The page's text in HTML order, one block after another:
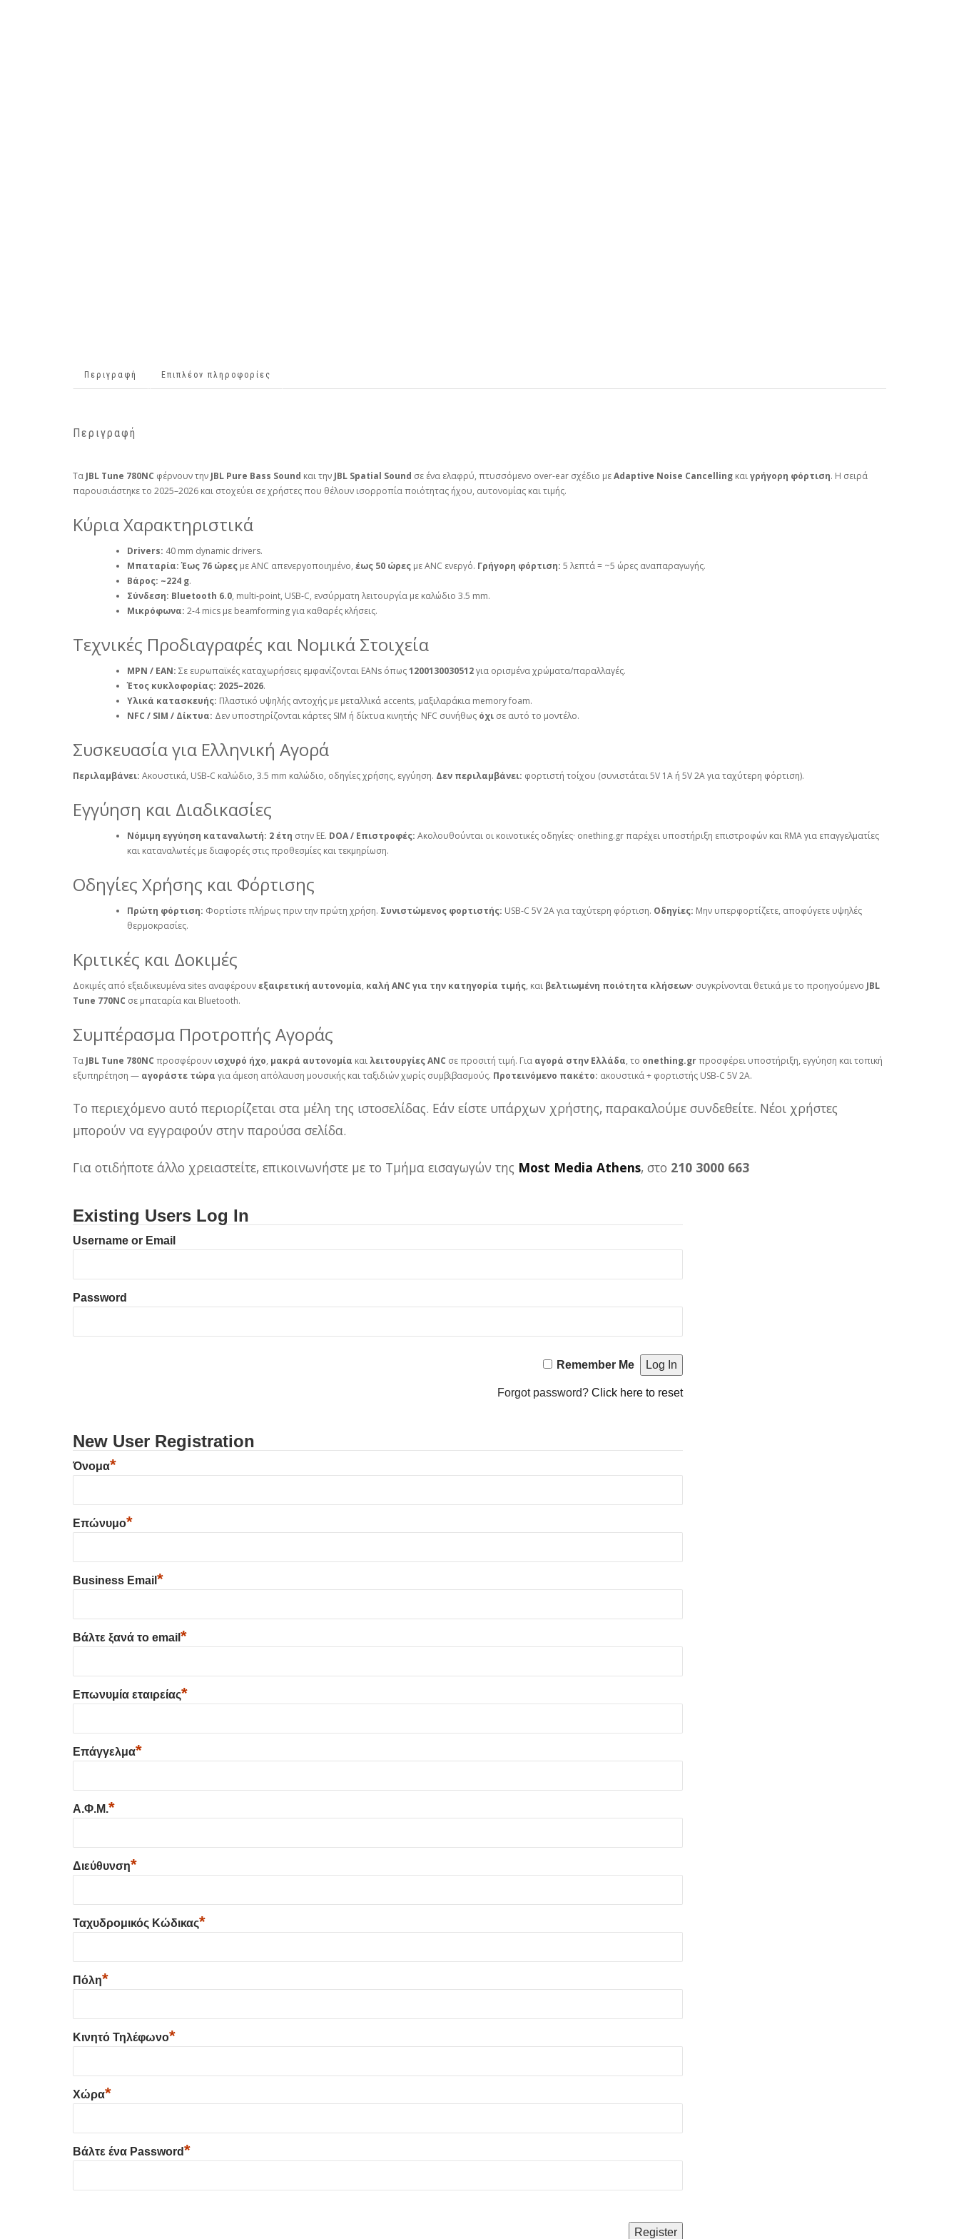
Περιγραφή Επιπλέον πληροφορίες
Περιγραφή
Τα JBL Tune 780NC φέρνουν την JBL Pure Bass Sound και την JBL Spatial Sound σε ένα ελαφρύ, πτυσσόμενο over‑ear σχέδιο μεAdaptive Noise Cancelling καιγρήγορη φόρτιση. Η σειρά
παρουσιάστηκε το 2025–2026 και στοχεύει σε χρήστες που θέλουν ισορροπία ποιότητας ήχου, αυτονομίας και τιμής.
Κύρια Χαρακτηριστικά
Drivers: 40 mm dynamic drivers.
Μπαταρία: Έως 76 ώρες με ANC απενεργοποιημένο, έως 50 ώρες με ANC ενεργό. Γρήγορη φόρτιση: 5 λεπτά = ~5 ώρες αναπαραγωγής.
Βάρος: ~224 g.
Σύνδεση: Bluetooth 6.0, multi‑point, USB‑C, ενσύρματη λειτουργία με καλώδιο 3.5 mm.
Μικρόφωνα: 2‑4 mics με beamforming για καθαρές κλήσεις.
Τεχνικές Προδιαγραφές και Νομικά Στοιχεία
MPN / EAN: Σε ευρωπαϊκές καταχωρήσεις εμφανίζονται EANs όπως1200130030512για ορισμένα χρώματα/παραλλαγές.
Έτος κυκλοφορίας: 2025–2026.
Υλικά κατασκευής: Πλαστικό υψηλής αντοχής με μεταλλικά accents, μαξιλαράκια memory foam.
NFC / SIM / Δίκτυα: Δεν υποστηρίζονται κάρτες SIM ή δίκτυα κινητής· NFC συνήθως όχι σε αυτό το μοντέλο.
Συσκευασία για Ελληνική Αγορά
Περιλαμβάνει: Ακουστικά, USB‑C καλώδιο, 3.5 mm καλώδιο, οδηγίες χρήσης, εγγύηση. Δεν περιλαμβάνει: φορτιστή τοίχου (συνιστάται 5V 1A ή 5V 2A για ταχύτερη φόρτιση).
Εγγύηση και Διαδικασίες
Νόμιμη εγγύηση καταναλωτή: 2 έτη στην ΕΕ. DOA / Επιστροφές: Ακολουθούνται οι κοινοτικές οδηγίες· onething.grπαρέχει υποστήριξη επιστροφών και RMA για επαγγελματίες
και καταναλωτές με διαφορές στις προθεσμίες και τεκμηρίωση.
Οδηγίες Χρήσης και Φόρτισης
Πρώτη φόρτιση: Φορτίστε πλήρως πριν την πρώτη χρήση. Συνιστώμενος φορτιστής: USB‑C 5V 2A για ταχύτερη φόρτιση. Οδηγίες: Μην υπερφορτίζετε, αποφύγετε υψηλές
θερμοκρασίες.
Κριτικές και Δοκιμές
Δοκιμές από εξειδικευμένα sites αναφέρουνεξαιρετική αυτονομία, καλή ANC για την κατηγορία τιμής, και βελτιωμένη ποιότητα κλήσεων· συγκρίνονται θετικά με το προηγούμενο JBL
Tune 770NC σε μπαταρία και Bluetooth.
Συμπέρασμα Προτροπής Αγοράς
Τα JBL Tune 780NC προσφέρουν ισχυρό ήχο, μακρά αυτονομία καιλειτουργίες ANC σε προσιτή τιμή. Για αγορά στην Ελλάδα, το onething.grπροσφέρει υποστήριξη, εγγύηση και τοπική
εξυπηρέτηση — αγοράστε τώρα για άμεση απόλαυση μουσικής και ταξιδιών χωρίς συμβιβασμούς. Προτεινόμενο πακέτο: ακουστικά + φορτιστής USB‑C 5V 2A.
Το περιεχόμενο αυτό περιορίζεται στα μέλη της ιστοσελίδας. Εάν είστε υπάρχων χρήστης, παρακαλούμε συνδεθείτε. Νέοι χρήστες
μπορούν να εγγραφούν στην παρούσα σελίδα.
Για οτιδήποτε άλλο χρειαστείτε, επικοινωνήστε με το Τμήμα εισαγωγών της Most Media Athens, στο 210 3000 663
Existing Users Log In
Username or Email
Password
Remember Me
Forgot password? Click here to reset
New User Registration
Όνομα*
Επώνυμο*
Business Email *
Βάλτε ξανά το email *
Επωνυμία εταιρείας*
Επάγγελμα*
Α.Φ.Μ.*
Διεύθυνση*
Ταχυδρομικός Κώδικας*
Πόλη*
Κινητό Τηλέφωνο*
Χώρα*
Βάλτε ένα Password*